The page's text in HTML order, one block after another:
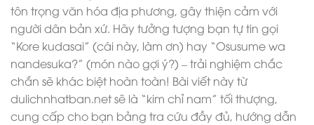
tôn trọng văn hóa địa phương, gây thiện cảm với
người dân bản xứ. Hãy tưởng tượng bạn tự tin gọi
“Kore kudasai” (cái này, làm ơn) hay “Osusume wa
nandesuka?” (món nào gợi ý?) – trải nghiệm chắc
chắn sẽ khác biệt hoàn toàn! Bài viết này từ
dulichnhatban.net sẽ là “kim chỉ nam” tối thượng,
cung cấp cho bạn bảng tra cứu đầy đủ, hướng dẫn